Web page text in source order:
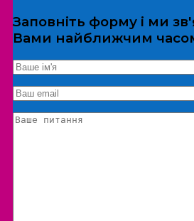
*Дані не передаються
Екскурсія/локація
Заповніть форму і ми
Вами найближчим